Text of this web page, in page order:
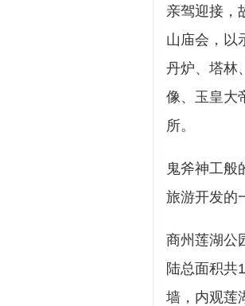
亲驾迎接，
山庙会，以
丹炉、塔林
像、玉皇大
所。
鬼斧神工般
旅游开发的
商州莲湖公
陆总面积共
墙，内观莲